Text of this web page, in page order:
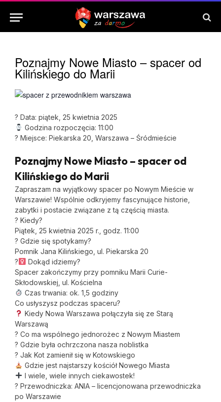
Poznajmy Nowe Miasto – spacer od
Kilińskiego do Marii
? Data: piątek, 25 kwietnia 2025
Godzina rozpoczęcia: 11:00
? Miejsce: Piekarska 20, Warszawa – Śródmieście
Poznajmy Nowe Miasto – spacer od
Kilińskiego do Marii
Zapraszam na wyjątkowy spacer po Nowym Mieście w
Warszawie! Wspólnie odkryjemy fascynujące historie,
zabytki i postacie związane z tą częścią miasta.
? Kiedy?
Piątek, 25 kwietnia 2025 r., godz. 11:00
? Gdzie się spotykamy?
Pomnik Jana Kilińskiego, ul. Piekarska 20
?‍
Dokąd idziemy?
Spacer zakończymy przy pomniku Marii Curie-
Skłodowskiej, ul. Kościelna
Czas trwania: ok. 1,5 godziny
Co usłyszysz podczas spaceru?
Kiedy Nowa Warszawa połączyła się ze Starą
Warszawą
? Co ma wspólnego jednorożec z Nowym Miastem
? Gdzie była ochrzczona nasza noblistka
? Jak Kot zamienił się w Kotowskiego
Gdzie jest najstarszy kościół Nowego Miasta
I wiele, wiele innych ciekawostek!
?️ Przewodniczka: ANIA – licencjonowana przewodniczka
po Warszawie